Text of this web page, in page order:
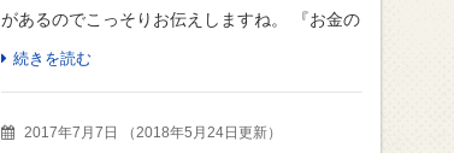
があるのでこっそりお伝えしますね。 『お金の
化身』(韓国ドラマ） 動画に限らず、吹き替え
続きを読む
2017年7月7日 （2018年5月24日更新）